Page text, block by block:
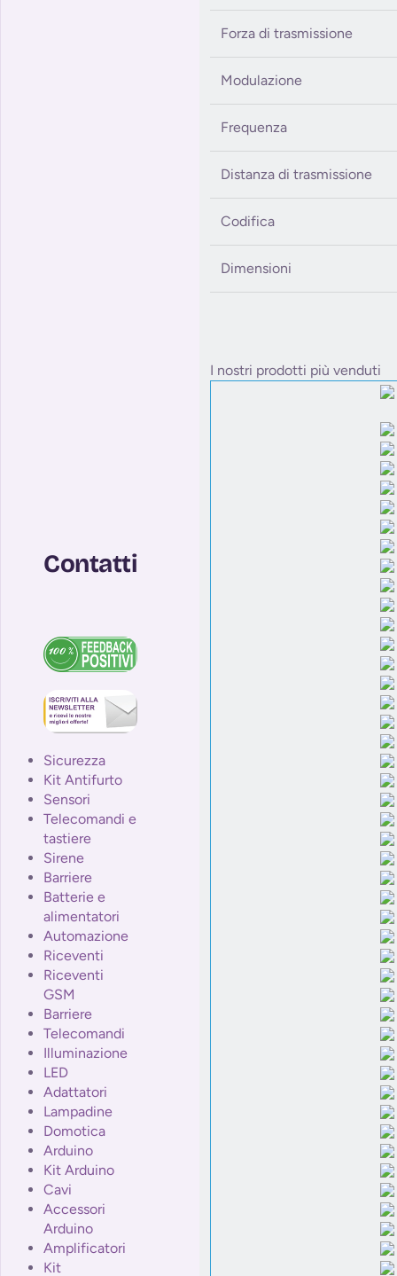
Contatti
Sicurezza
Kit Antifurto
Sensori
Telecomandi e
tastiere
Sirene
Barriere
Batterie e
alimentatori
Automazione
Riceventi
Riceventi
GSM
Barriere
Telecomandi
Illuminazione
LED
Adattatori
Lampadine
Domotica
Arduino
Kit Arduino
Cavi
Accessori
Arduino
Amplificatori
Kit
Forza di trasmissione
Modulazione
Frequenza
Distanza di trasmissione
Codifica
Dimensioni
I nostri prodotti più venduti